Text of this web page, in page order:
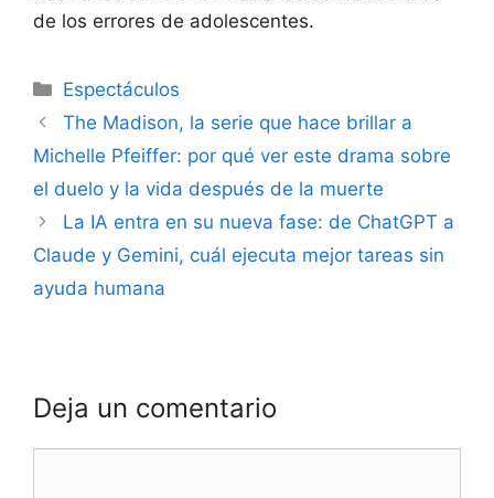
de los errores de adolescentes.
Espectáculos
The Madison, la serie que hace brillar a
Michelle Pfeiffer: por qué ver este drama sobre
el duelo y la vida después de la muerte
La IA entra en su nueva fase: de ChatGPT a
Claude y Gemini, cuál ejecuta mejor tareas sin
ayuda humana
Deja un comentario